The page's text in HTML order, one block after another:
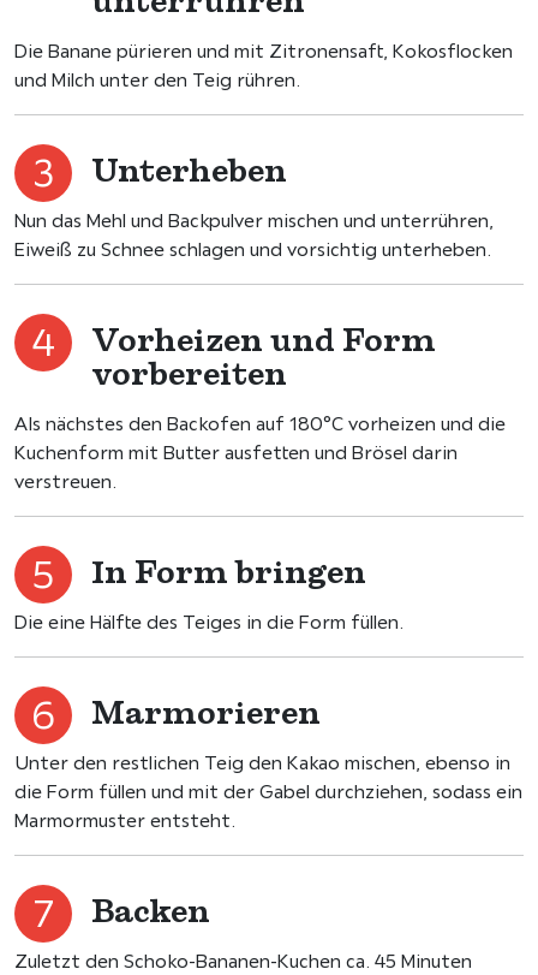
Die Banane pürieren und mit Zitronensaft, Kokosflocken
und Milch unter den Teig rühren.
Unterheben
Nun das Mehl und Backpulver mischen und unterrühren,
Eiweiß zu Schnee schlagen und vorsichtig unterheben.
Vorheizen und Form
vorbereiten
Als nächstes den Backofen auf 180°C vorheizen und die
Kuchenform mit Butter ausfetten und Brösel darin
verstreuen.
In Form bringen
Die eine Hälfte des Teiges in die Form füllen.
Marmorieren
Unter den restlichen Teig den Kakao mischen, ebenso in
die Form füllen und mit der Gabel durchziehen, sodass ein
Marmormuster entsteht.
Backen
Zuletzt den Schoko-Bananen-Kuchen ca. 45 Minuten